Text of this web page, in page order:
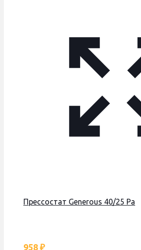
Прессостат Generous 40/25 Pa
958 ₽